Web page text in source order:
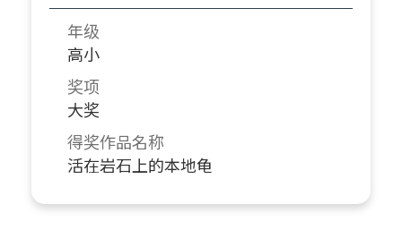
年级
高小
奖项
大奖
得奖作品名称
活在岩石上的本地龟